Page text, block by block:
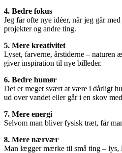
4. Bedre fokus
Jeg får ofte nye idéer, når jeg går
projekter og andre ting.
5. Mere kreativitet
Lyset, farverne, årstiderne – naturen
giver inspiration til nye billeder.
6. Bedre humør
Det er meget svært at være i dårligt
ud over vandet eller går i en skov
7. Mere energi
Selvom man bliver fysisk træt, får
8. Mere nærvær
Man lægger mærke til små ting – lys,